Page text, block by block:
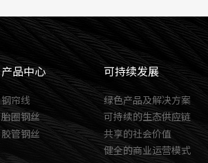
产品中心
钢帘线
胎圈钢丝
胶管钢丝
可持续发展
绿色产品及解决方案
可持续的生态供应链
共享的社会价值
健全的商业运营模式